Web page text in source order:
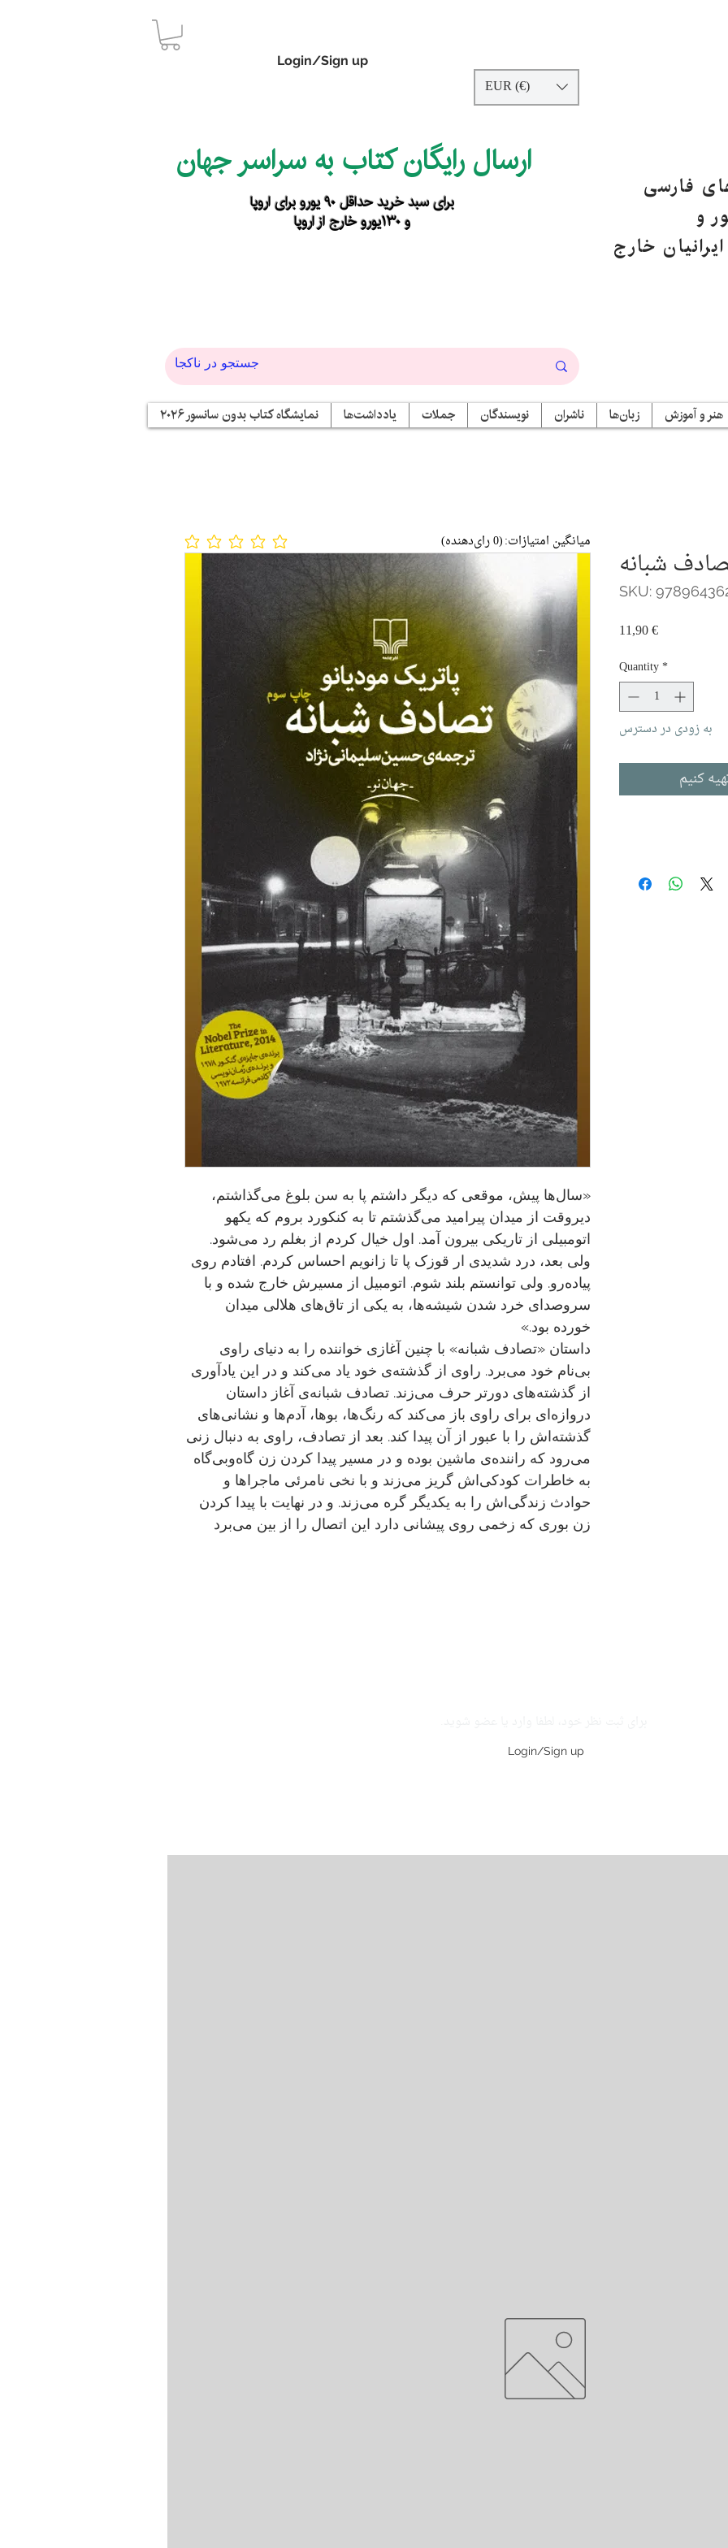
Login/Sign up
EUR (€)
ارسال رایگان کتاب به سراسر جهان
برای سبد خرید حداقل ۹۰ یورو برای اروپا
و ۱۳۰یورو خارج از اروپا
فارسی
و
خارج
هنر و آموزش زبان‌ها ناشران نویسندگان جملات یادداشت‌ها نمایشگاه کتاب بدون سانسور ۲۰۲۶
«سال‌ها پیش، موقعی که دیگر داشتم پا به سن بلوغ می‌گذاشتم،
دیروقت از میدان پیرامید می‌گذشتم تا به کنکورد بروم که یکهو
اتومبیلی از تاریکی بیرون آمد. اول خیال کردم از بغلم رد می‌شود.
ولی بعد، درد شدیدی ار قوزک پا تا زانویم احساس کردم. افتادم روی
پیاده‌رو. ولی توانستم بلند شوم. اتومبیل از مسیرش خارج شده و با
سروصدای خرد شدن شیشه‌ها، به یکی از تاق‌های هلالی میدان
خورده بود.»
داستان «تصادف شبانه» با چنین آغازی خواننده را به دنیای راوی
بی‌نام خود می‌برد. راوی از گذشته‌ی خود یاد می‌کند و در این یادآوری
از گذشته‌های دورتر حرف می‌زند. تصادف شبانه‌ی آغاز داستان
دروازه‌ای برای راوی باز می‌کند که رنگ‌ها، بوها، آدم‌ها و نشانی‌های
گذشته‌اش را با عبور از آن پیدا کند. بعد از تصادف، راوی به دنبال زنی
می‌رود که راننده‌ی ماشین بوده و در مسیر پیدا کردن زن گاه‌وبی‌گاه
به خاطرات کودکی‌اش گریز می‌زند و با نخی نامرئی ماجراها و
حوادث زندگی‌اش را به یکدیگر گره می‌زند. و در نهایت با پیدا کردن
زن بوری که زخمی روی پیشانی‌ دارد این اتصال را از بین می‌برد
شبانه
SKU:
11,90 €Price
Quantity*
به زودی در دسترس
کنیم
No ratings yet میانگین امتیازات:(0 رای‌دهنده)
Login/Sign up